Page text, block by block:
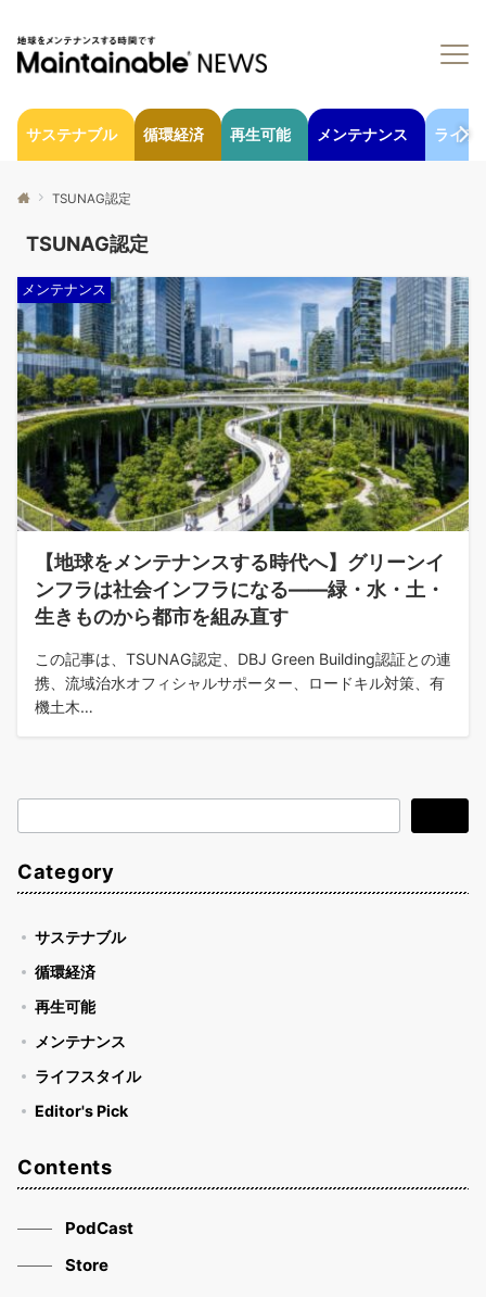
サステナブル 循環経済 再生可能 メンテナンス ライフ
TSUNAG認定
TSUNAG認定
メンテナンス
【地球をメンテナンスする時代へ】グリーンイ
ンフラは社会インフラになる——緑・水・土・
生きものから都市を組み直す
この記事は、TSUNAG認定、DBJ Green Building認証との連
携、流域治水オフィシャルサポーター、ロードキル対策、有
機土木…
索
Category
サステナブル
循環経済
再生可能
メンテナンス
ライフスタイル
Editor's Pick
Contents
PodCast
Store